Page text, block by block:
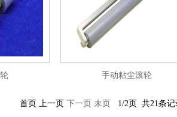
手动粘尘滚轮
首页 上一页 下一页 末页 1/2页 共21条